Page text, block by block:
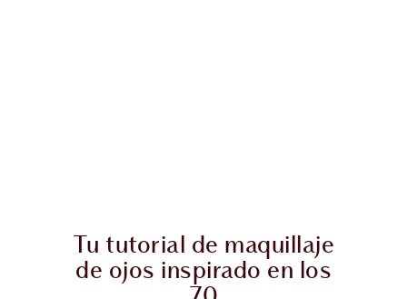
Tu tutorial de maquillaje
de ojos inspirado en los